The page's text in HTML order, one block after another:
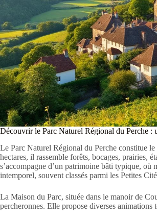
Découvrir le Parc Naturel Régional du Perche :
Le Parc Naturel Régional du Perche constitue
hectares, il rassemble forêts, bocages, prairies,
s’accompagne d’un patrimoine bâti typique, où
intemporel, souvent classés parmi les Petites
La Maison du Parc, située dans le manoir de
percheronnes. Elle propose diverses animations